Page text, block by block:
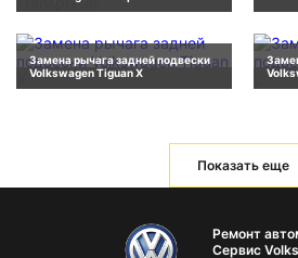
Замена рычага задней подвески
Volkswagen Tiguan X
Показать еще
Ремонт
Сервис